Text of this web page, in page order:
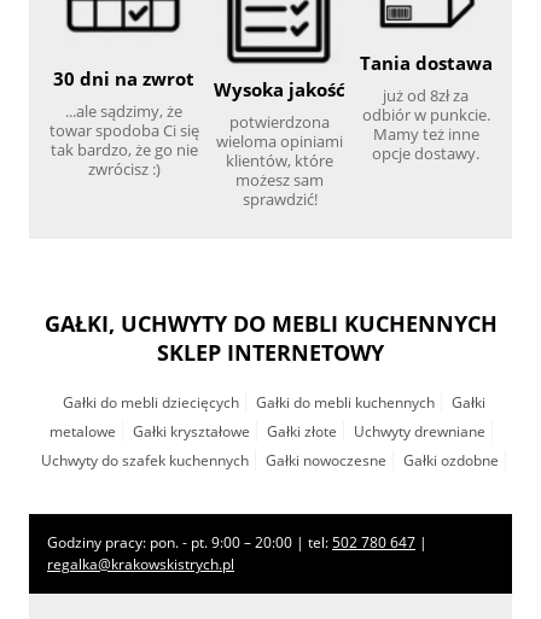
30 dni na zwrot
...ale sądzimy, że
towar spodoba Ci się
tak bardzo, że go nie
zwrócisz :)
Wysoka jakość
potwierdzona
wieloma opiniami
klientów, które
możesz sam
sprawdzić!
Tania dostawa
już od 8zł za
odbiór w punkcie.
Mamy też inne
opcje dostawy.
GAŁKI, UCHWYTY DO MEBLI KUCHENNYCH
SKLEP INTERNETOWY
Gałki do mebli dziecięcych Gałki do mebli kuchennych
Gałki
metalowe
Gałki kryształowe Gałki złote
Uchwyty drewniane
Uchwyty do szafek kuchennych
Gałki nowoczesne Gałki ozdobne
Godziny pracy: pon. - pt. 9:00 – 20:00 | tel:502 780 647 |
regalka@krakowskistrych.pl